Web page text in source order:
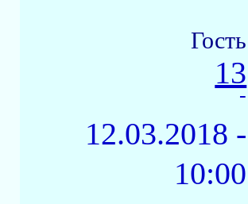
Гость
13
-
12.03.2018 -
10:00